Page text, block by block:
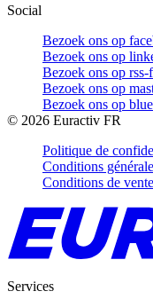
Social
Bezoek ons op
Bezoek ons op
Bezoek ons op rss-
Bezoek ons op
Bezoek ons op
© 2026 Euractiv FR
Politique de
Conditions
Conditions de vente
Services